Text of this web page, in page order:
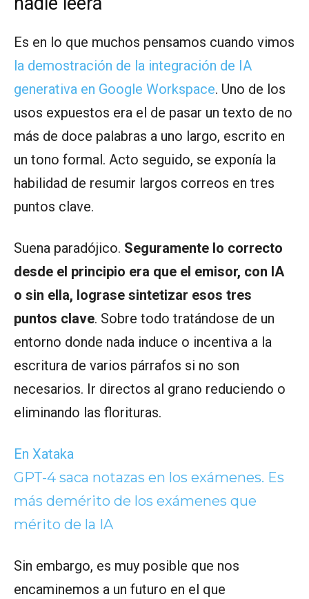
Es en lo que muchos pensamos cuando vimos
la demostración de la integración de IA
generativa en Google Workspace. Uno de los
usos expuestos era el de pasar un texto de no
más de doce palabras a uno largo, escrito en
un tono formal. Acto seguido, se exponía la
habilidad de resumir largos correos en tres
puntos clave.
Suena paradójico. Seguramente lo correcto
desde el principio era que el emisor, con IA
o sin ella, lograse sintetizar esos tres
puntos clave. Sobre todo tratándose de un
entorno donde nada induce o incentiva a la
escritura de varios párrafos si no son
necesarios. Ir directos al grano reduciendo o
eliminando las florituras.
En Xataka
GPT-4 saca notazas en los exámenes. Es
más demérito de los exámenes que
mérito de la IA
Sin embargo, es muy posible que nos
encaminemos a un futuro en el que